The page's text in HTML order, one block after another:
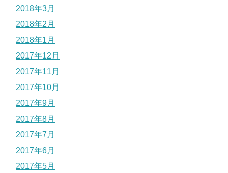
2018年3月
2018年2月
2018年1月
2017年12月
2017年11月
2017年10月
2017年9月
2017年8月
2017年7月
2017年6月
2017年5月